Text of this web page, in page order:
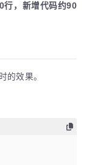
行，新增代码约90
的效果。